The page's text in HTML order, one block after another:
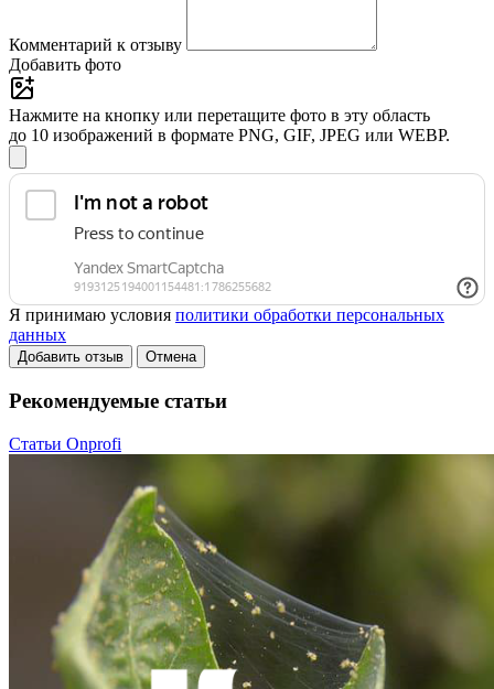
Комментарий к отзыву
Добавить фото
Нажмите на кнопку или перетащите фото в эту область
до 10 изображений в формате PNG, GIF, JPEG или WEBP.
Я принимаю условия политики обработки персональных
данных
Добавить отзыв Отмена
Рекомендуемые статьи
Статьи Onprofi